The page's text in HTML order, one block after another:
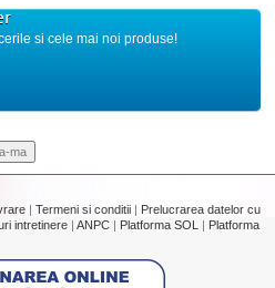
si cele mai noi produse!
| Termeni si conditii | Prelucrarea datelor cu
intretinere | ANPC | Platforma SOL | Platforma